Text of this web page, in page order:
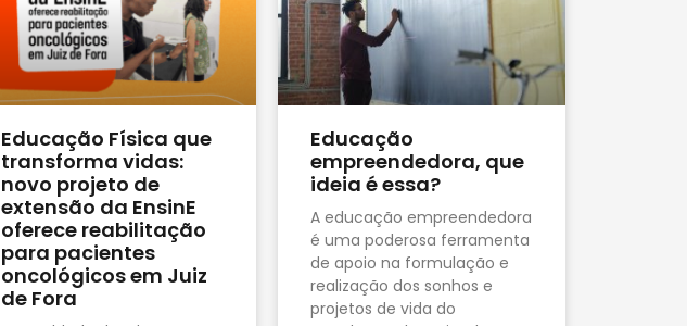
Educação Física que
transforma vidas:
novo projeto de
extensão da EnsinE
oferece reabilitação
para pacientes
oncológicos em Juiz
de Fora
Educação
empreendedora, que
ideia é essa?
A educação empreendedora
é uma poderosa ferramenta
de apoio na formulação e
realização dos sonhos e
projetos de vida do